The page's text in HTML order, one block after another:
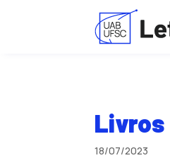
Livros
18/07/2023